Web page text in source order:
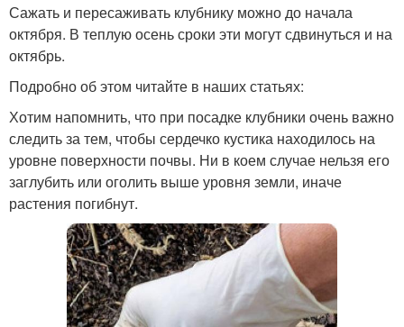
Сажать и пересаживать клубнику можно до начала
октября. В теплую осень сроки эти могут сдвинуться и на
октябрь.
Подробно об этом читайте в наших статьях:
Хотим напомнить, что при посадке клубники очень важно
следить за тем, чтобы сердечко кустика находилось на
уровне поверхности почвы. Ни в коем случае нельзя его
заглубить или оголить выше уровня земли, иначе
растения погибнут.